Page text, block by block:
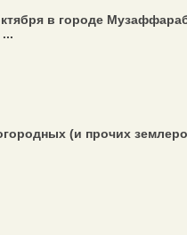
в городе
(и прочих